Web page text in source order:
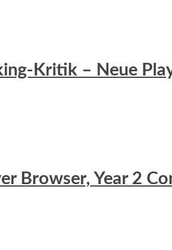
Kritik – Neue
Browser, Year 2